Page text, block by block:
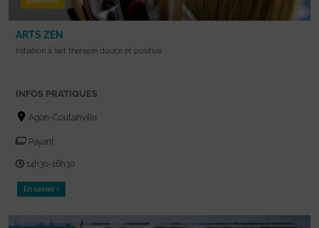
ARTS ZEN
Initiation à l’art thérapie douce et positive.
INFOS PRATIQUES
Agon-Coutainville
Payant
14h30-16h30
En savoir +